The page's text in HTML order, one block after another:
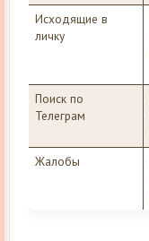
Исходящие в
личку
Поиск по
Телеграм
Жалобы